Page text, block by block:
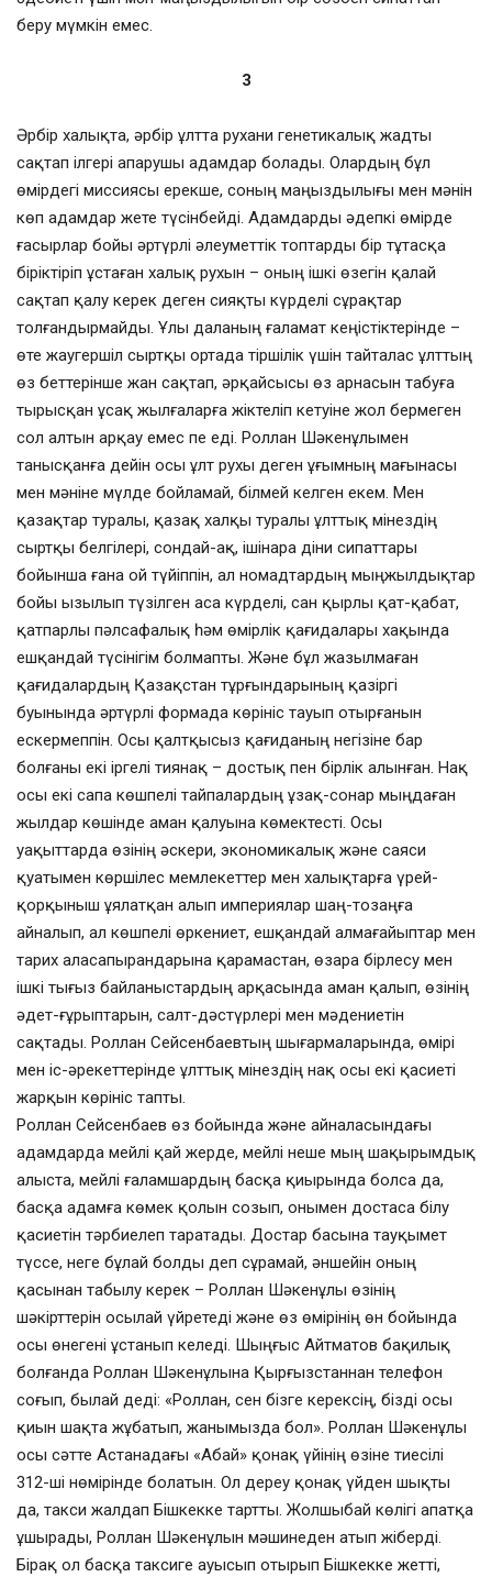
беру мүмкін емес.
3
Әрбір халықта, әрбір ұлтта рухани генетикалық жадты
сақтап ілгері апарушы адамдар болады. Олардың бұл
өмірдегі миссиясы ерекше, соның маңыздылығы мен мәнін
көп адамдар жете түсінбейді. Адамдарды әдепкі өмірде
ғасырлар бойы әртүрлі әлеуметтік топтарды бір тұтасқа
біріктіріп ұстаған халық рухын – оның ішкі өзегін қалай
сақтап қалу керек деген сияқты күрделі сұрақтар
толғандырмайды. Ұлы даланың ғаламат кеңістіктерінде –
өте жаугершіл сыртқы ортада тіршілік үшін тайталас ұлттың
өз беттерінше жан сақтап, әрқайсысы өз арнасын табуға
тырысқан ұсақ жылғаларға жіктеліп кетуіне жол бермеген
сол алтын арқау емес пе еді. Роллан Шәкенұлымен
танысқанға дейін осы ұлт рухы деген ұғымның мағынасы
мен мәніне мүлде бойламай, білмей келген екем. Мен
қазақтар туралы, қазақ халқы туралы ұлттық мінездің
сыртқы белгілері, сондай-ақ, ішінара діни сипаттары
бойынша ғана ой түйіппін, ал номадтардың мыңжылдықтар
бойы ызылып түзілген аса күрделі, сан қырлы қат-қабат,
қатпарлы пәлсафалық һәм өмірлік қағидалары хақында
ешқандай түсінігім болмапты. Және бұл жазылмаған
қағидалардың Қазақстан тұрғындарының қазіргі
буынында әртүрлі формада көрініс тауып отырғанын
ескермеппін. Осы қалтқысыз қағиданың негізіне бар
болғаны екі іргелі тиянақ – достық пен бірлік алынған. Нақ
осы екі сапа көшпелі тайпалардың ұзақ-сонар мыңдаған
жылдар көшінде аман қалуына көмектесті. Осы
уақыттарда өзінің әскери, экономикалық және саяси
қуатымен көршілес мемлекеттер мен халықтарға үрей-
қорқыныш ұялатқан алып империялар шаң-тозаңға
айналып, ал көшпелі өркениет, ешқандай алмағайыптар мен
тарих аласапырандарына қарамастан, өзара бірлесу мен
ішкі тығыз байланыстардың арқасында аман қалып, өзінің
әдет-ғұрыптарын, салт-дәстүрлері мен мәдениетін
сақтады. Роллан Сейсенбаевтың шығармаларында, өмірі
мен іс-әрекеттерінде ұлттық мінездің нақ осы екі қасиеті
жарқын көрініс тапты.
Роллан Сейсенбаев өз бойында және айналасындағы
адамдарда мейлі қай жерде, мейлі неше мың шақырымдық
алыста, мейлі ғаламшардың басқа қиырында болса да,
басқа адамға көмек қолын созып, онымен достаса білу
қасиетін тәрбиелеп таратады. Достар басына тауқымет
түссе, неге бұлай болды деп сұрамай, әншейін оның
қасынан табылу керек – Роллан Шәкенұлы өзінің
шәкірттерін осылай үйретеді және өз өмірінің өн бойында
осы өнегені ұстанып келеді. Шыңғыс Айтматов бақилық
болғанда Роллан Шәкенұлына Қырғызстаннан телефон
соғып, былай деді: «Роллан, сен бізге керексің, бізді осы
қиын шақта жұбатып, жанымызда бол». Роллан Шәкенұлы
осы сәтте Астанадағы «Абай» қонақ үйінің өзіне тиесілі
312-ші нөмірінде болатын. Ол дереу қонақ үйден шықты
да, такси жалдап Бішкекке тартты. Жолшыбай көлігі апатқа
ұшырады, Роллан Шәкенұлын мәшинеден атып жіберді.
Бірақ ол басқа таксиге ауысып отырып Бішкекке жетті,